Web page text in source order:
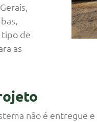
tipo de
as
não é entregue